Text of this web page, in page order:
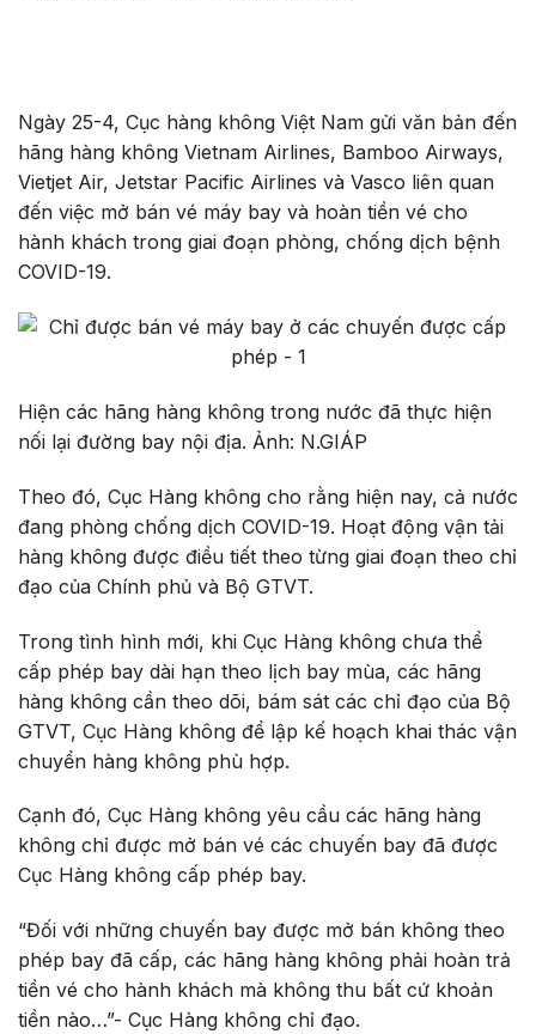
Ngày 25-4, Cục hàng không Việt Nam gửi văn bản đến
hãng hàng không Vietnam Airlines, Bamboo Airways,
Vietjet Air, Jetstar Pacific Airlines và Vasco liên quan
đến việc mở bán vé máy bay và hoàn tiền vé cho
hành khách trong giai đoạn phòng, chống dịch bệnh
COVID-19.
Hiện các hãng hàng không trong nước đã thực hiện
nối lại đường bay nội địa. Ảnh: N.GIÁP
Theo đó, Cục Hàng không cho rằng hiện nay, cả nước
đang phòng chống dịch COVID-19. Hoạt động vận tải
hàng không được điều tiết theo từng giai đoạn theo chỉ
đạo của Chính phủ và Bộ GTVT.
Trong tình hình mới, khi Cục Hàng không chưa thể
cấp phép bay dài hạn theo lịch bay mùa, các hãng
hàng không cần theo dõi, bám sát các chỉ đạo của Bộ
GTVT, Cục Hàng không để lập kế hoạch khai thác vận
chuyển hàng không phù hợp.
Cạnh đó, Cục Hàng không yêu cầu các hãng hàng
không chỉ được mở bán vé các chuyến bay đã được
Cục Hàng không cấp phép bay.
“Đối với những chuyến bay được mở bán không theo
phép bay đã cấp, các hãng hàng không phải hoàn trả
tiền vé cho hành khách mà không thu bất cứ khoản
tiền nào…”- Cục Hàng không chỉ đạo.